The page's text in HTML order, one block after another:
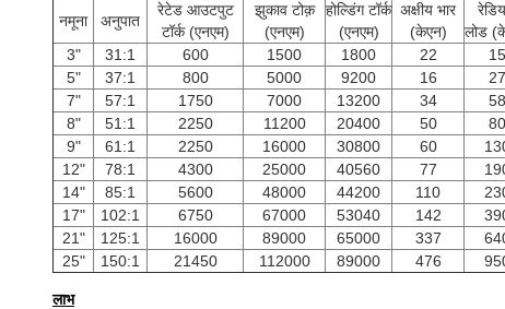
नमूना अनुपात
रेटेड आउटपुट
टॉर्क (एनएम)
झुकाव टोक़
(एनएम)
होल्डिंग टॉर्क
(एनएम)
अक्षीय भार
(केएन)
लोड
3"
31:1 600 1500 1800 22 15
5"
37:1 800 5000 9200 16 27
7"
57:1 1750 7000 13200 34 58
8"
51:1 2250 11200 20400 50 80
9"
61:1 2250 16000 30800 60
12"
78:1 4300 25000 40560 77
14"
85:1 5600 48000 44200 110
17"
102:1 6750 67000 53040 142
21"
125:1 16000 89000 65000 337
25"
150:1 21450 112000 89000 476
लाभ